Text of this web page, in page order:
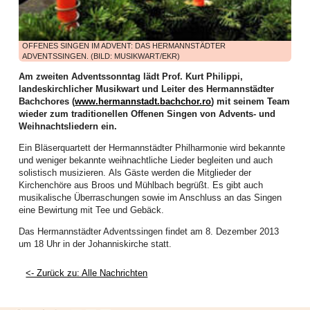
Halbjahres lässt sich auf jeden Fall sehen, wie dies die zahlreichen
Aktivitäten dokumentieren.
Die Frauenarbeit begann mit einem aufgabenreichen Auftakt das neue Jahr:
Am zweiten Arbeitswochenende im Januar kamen Frauen aus allen Bezirken
zur Vorbereitung des WGT 2026 im Elimheim in Michelsberg zusammen. Sie
folgten der Einladung des Organisatorinnenteams, um Nigeria und seine
Einwohner kennenzulernen, den Bibeltext aus Matthäus 11,28-30 zu
vertiefen, die Lieder einzuüben und den Gottesdienst nach der Ordnung der
nigerianischen Frauen zu feiern, um gerüstet und informiert in ihre
Höhepunkt dieser Landesweiten Werkstatt für WGT-Multiplikatorinnen war ein
Zoom-Gespräch mit Priester Emeka Emeakaroha, der sich zu dem Zeitpunkt
in Ihitte befand und sein soziales Projekt in Wort und Bild vorstellte. Die
Teilnehmerinnen waren zutiefst beeindruckt. Für dieses Krankenhaus, bei
dem über 70.000 Menschen aus der Region medizinische Verpflegung
erhalten, und die Schule, wo über 900 Kindern Zugang zu Bildung geboten
wird, ist dann auch die Kollekte des WGT in unserer Landeskirche
eingehoben worden.
der Mitarbeiterinnen der Frauenarbeit folgten Mitte Februar viel mehr Frauen
OFFENES SINGEN IM ADVENT: DAS HERMANNSTÄDTER
ADVENTSSINGEN. (BILD: MUSIKWART/EKR)
Am zweiten Adventssonntag lädt Prof. Kurt Philippi,
landeskirchlicher Musikwart und Leiter des Hermannstädter
Bachchores (www.hermannstadt.bachchor.ro) mit seinem Team
wieder zum traditionellen Offenen Singen von Advents- und
Weihnachtsliedern ein.
Ein Bläserquartett der Hermannstädter Philharmonie wird bekannte
und weniger bekannte weihnachtliche Lieder begleiten und auch
solistisch musizieren. Als Gäste werden die Mitglieder der
Kirchenchöre aus Broos und Mühlbach begrüßt. Es gibt auch
musikalische Überraschungen sowie im Anschluss an das Singen
eine Bewirtung mit Tee und Gebäck.
Das Hermannstädter Adventssingen findet am 8. Dezember 2013
um 18 Uhr in der Johanniskirche statt.
<- Zurück zu: Alle Nachrichten